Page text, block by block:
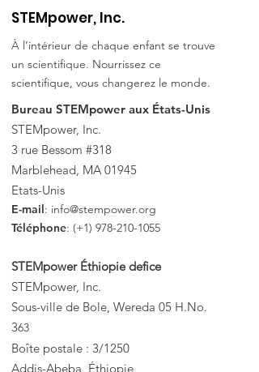
STEMpower, Inc.
À l’intérieur de chaque enfant se trouve
un scientifique. Nourrissez ce
scientifique, vous changerez le monde.
Bureau STEMpower aux États-Unis
STEMpower, Inc.
3 rue Bessom #318
Marblehead, MA 01945
Etats-Unis
E-mail: info@stempower.org
Téléphone: (+1) 978-210-1055
STEMpower Éthiopie defice
STEMpower, Inc.
Sous-ville de Bole, Wereda 05 H.No.
363
Boîte postale : 3/1250
Addis-Abeba, Éthiopie